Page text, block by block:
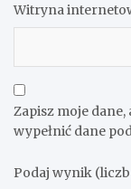
Witryna
Zapisz moje
wypełnić dane
Podaj wynik